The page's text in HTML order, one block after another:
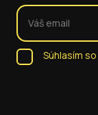
Súhlasím so